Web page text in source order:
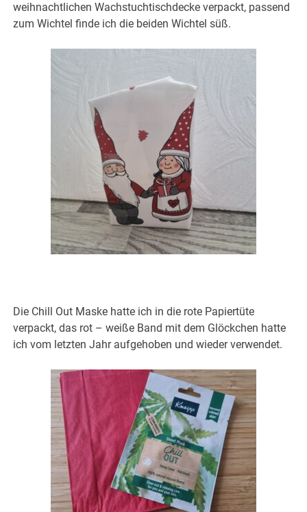
weihnachtlichen Wachstuchtischdecke verpackt, passend
zum Wichtel finde ich die beiden Wichtel süß.
Die Chill Out Maske hatte ich in die rote Papiertüte
verpackt, das rot – weiße Band mit dem Glöckchen hatte
ich vom letzten Jahr aufgehoben und wieder verwendet.